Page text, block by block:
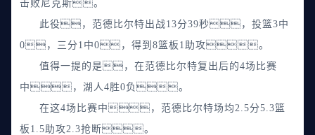
击败尼克斯。
此役，范德比尔特出战13分39秒，投篮3中
0，三分1中0，得到8篮板1助攻。
值得一提的是，在范德比尔特复出后的4场比赛
中，湖人4胜0负。
在这4场比赛中，范德比尔特场均2.5分5.3篮
板1.5助攻2.3抢断。